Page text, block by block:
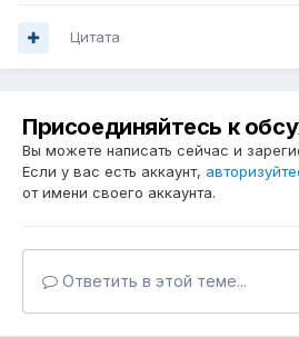
Цитата
Присоединяйтесь к
Вы можете написать сейчас и
Если у вас есть аккаунт,
от имени своего аккаунта.
Ответить в этой теме...